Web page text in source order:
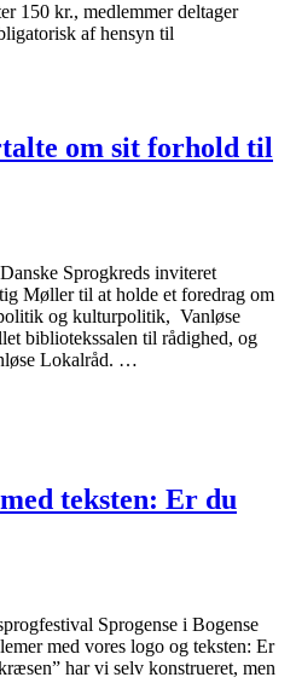
150 kr., medlemmer deltager
af hensyn til
om sit forhold til
Sprogkreds inviteret
Møller til at holde et foredrag om
og kulturpolitik, Vanløse
bibliotekssalen til rådighed, og
Lokalråd. …
teksten: Er du
Sprogense i Bogense
med vores logo og teksten: Er
har vi selv konstrueret, men